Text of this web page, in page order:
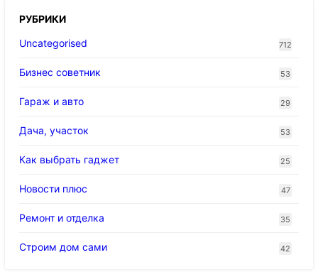
РУБРИКИ
Uncategorised
712
Бизнес советник 53
Гараж и авто 29
Дача, участок 53
Как выбрать гаджет 25
Новости плюс 47
Ремонт и отделка 35
Строим дом сами 42